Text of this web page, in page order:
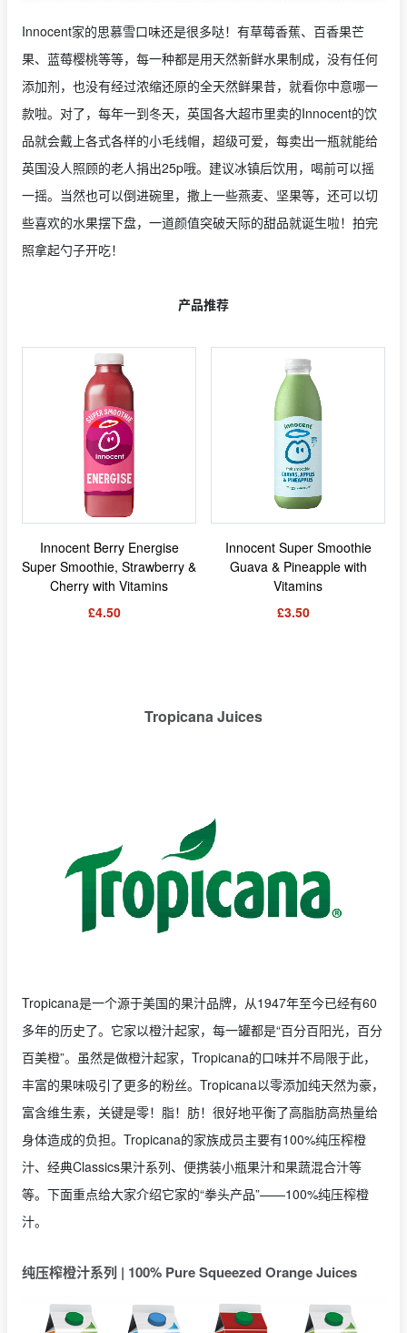
Innocent家的思慕雪口味还是很多哒！有草莓香蕉、百香果芒
果、蓝莓樱桃等等，每一种都是用天然新鲜水果制成，没有任何
添加剂，也没有经过浓缩还原的全天然鲜果昔，就看你中意哪一
款啦。对了，每年一到冬天，英国各大超市里卖的Innocent的饮
品就会戴上各式各样的小毛线帽，超级可爱，每卖出一瓶就能给
英国没人照顾的老人捐出25p哦。建议冰镇后饮用，喝前可以摇
一摇。当然也可以倒进碗里，撒上一些燕麦、坚果等，还可以切
些喜欢的水果摆下盘，一道颜值突破天际的甜品就诞生啦！拍完
照拿起勺子开吃！
产品推荐
Innocent Berry Energise
Super Smoothie, Strawberry &
Cherry with Vitamins
£4.50
Innocent Super Smoothie
Guava & Pineapple with
Vitamins
£3.50
Tropicana Juices
Tropicana是一个源于美国的果汁品牌，从1947年至今已经有60
多年的历史了。它家以橙汁起家，每一罐都是“百分百阳光，百分
百美橙”。虽然是做橙汁起家，Tropicana的口味并不局限于此，
丰富的果味吸引了更多的粉丝。Tropicana以零添加纯天然为豪，
富含维生素，关键是零！脂！肪！很好地平衡了高脂肪高热量给
身体造成的负担。Tropicana的家族成员主要有100%纯压榨橙
汁、经典Classics果汁系列、便携装小瓶果汁和果蔬混合汁等
等。下面重点给大家介绍它家的“拳头产品”——100%纯压榨橙
汁。
纯压榨橙汁系列 | 100% Pure Squeezed Orange Juices